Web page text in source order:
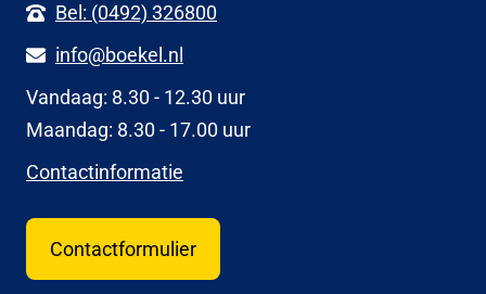
Bel: (0492) 326800
info@boekel.nl
Vandaag: 8.30 - 12.30 uur
Maandag: 8.30 - 17.00 uur
Contactinformatie
Contactformulier